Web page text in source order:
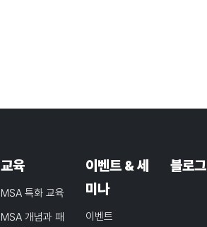
교육
MSA 특화 교육
MSA 개념과 패
이벤트 & 세
미나
이벤트
블로그